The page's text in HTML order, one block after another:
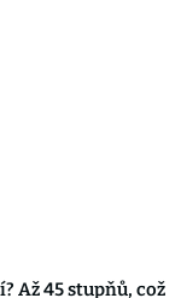
Až 45 stupňů, což